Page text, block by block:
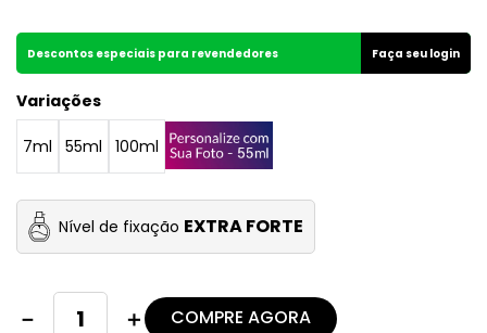
Descontos especiais para revendedores Faça seu login
Variações
7ml 55ml 100ml
Nível de fixação EXTRA FORTE
＋
－ COMPRE AGORA